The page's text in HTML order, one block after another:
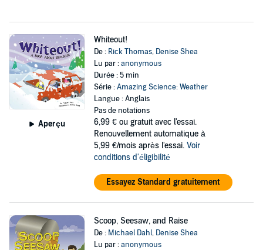
Aperçu
Whiteout!
De : Rick Thomas, Denise Shea
Lu par :anonymous
Durée : 5 min
Série :Amazing Science: Weather
Langue : Anglais
Pas de notations
6,99 € ou gratuit avec l'essai.
Renouvellement automatique à
5,99 €/mois après l'essai. Voir
conditions d'éligibilité
Essayez Standard gratuitement
Scoop, Seesaw, and Raise
De : Michael Dahl, Denise Shea
Lu par :anonymous